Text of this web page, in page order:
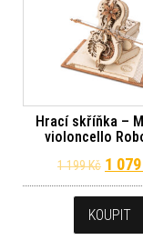
Hrací skříňka –
violoncello
1 199Kč 1 079
KOUPIT